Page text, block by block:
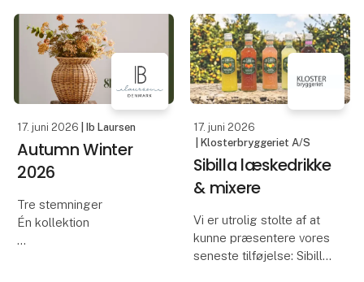
Store Kongensgade 57 i
København.
Maal-Manden er kendt
for sit raffinerede udvalg
af her
the story of one of
Southern Italy’s oldest
ceramic traditions – a
craft that has
17. juni 2026 | Ib Laursen
Autumn Winter
2026
Tre stemninger
Én kollektion
17. juni 2026
| Klosterbryggeriet A/S
Sibilla læskedrikke
& mixere
Vi er utrolig stolte af at
kunne præsentere vores
seneste tilføjelse: Sibilla!